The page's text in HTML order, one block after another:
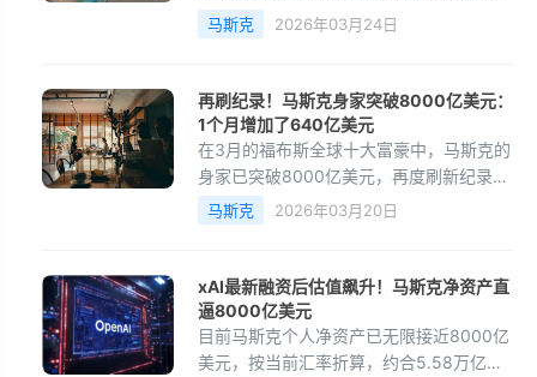
产。马斯克介绍，特斯拉已进入Optimus
3研发的最后阶段。他还特别强调，这款机
马斯克 2026年03月24日
再刷纪录！马斯克身家突破8000亿美元：
1个月增加了640亿美元
在3月的福布斯全球十大富豪中，马斯克的
身家已突破8000亿美元，再度刷新纪录。
数据显示，2025年10月，马斯克成为全球
首位身家达5000亿美元的人。12月，马斯
马斯克 2026年03月20日
xAI最新融资后估值飙升！马斯克净资产直
逼8000亿美元
目前马斯克个人净资产已无限接近8000亿
美元，按当前汇率折算，约合5.58万亿元